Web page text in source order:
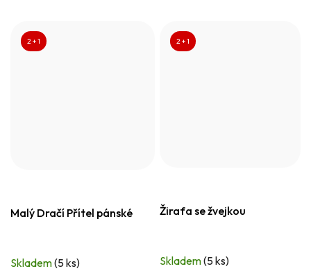
2 + 1
Malý Dračí Přítel pánské
Skladem(5 ks)
2 + 1
Žirafa se žvejkou
Skladem(5 ks)